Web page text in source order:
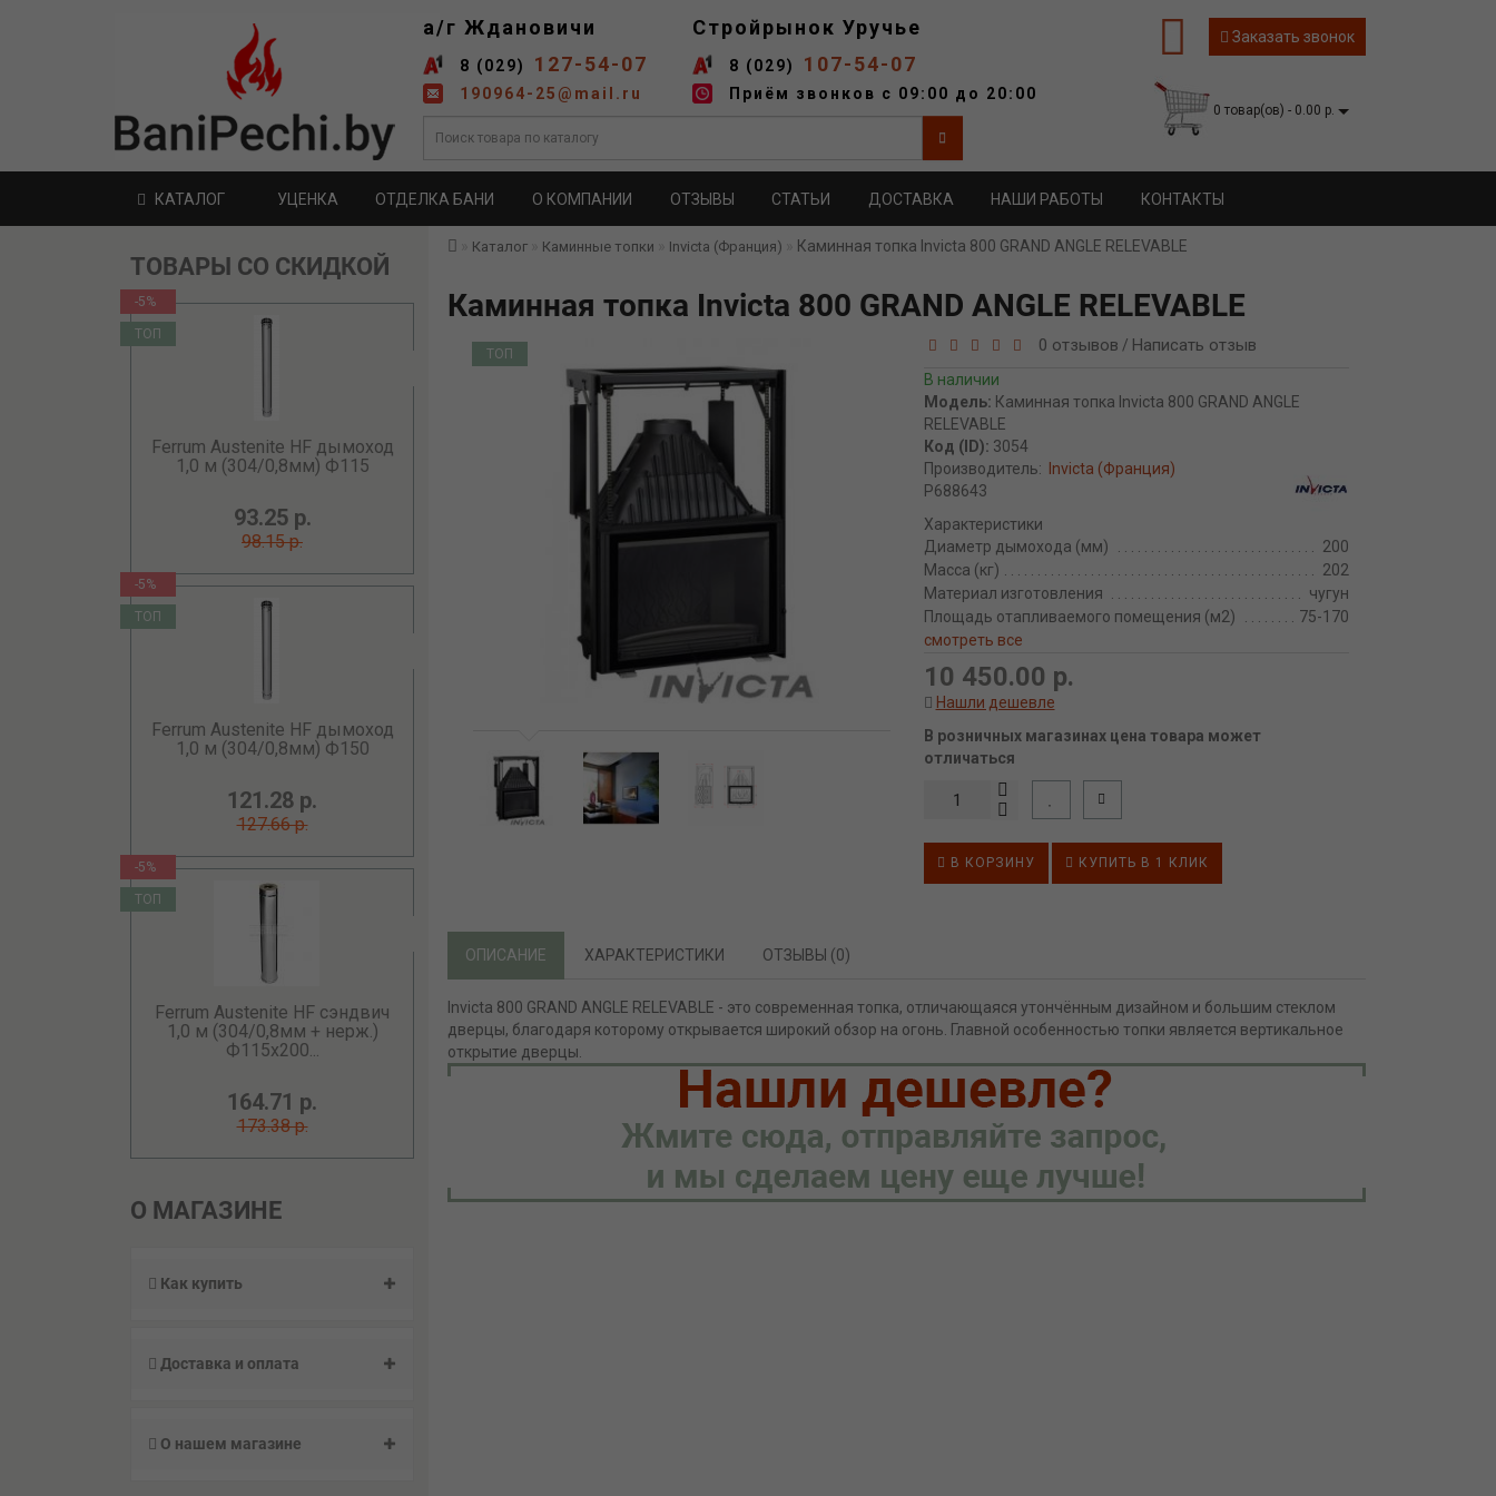
а/г Ждановичи
8 (029) 127-54-07
190964-25@mail.ru
Стройрынок Уручье
8 (029) 107-54-07
Приём звонков с 09:00 до 20:00
Заказать звонок
0 товар(ов) - 0.00 р.
КАТАЛОГ УЦЕНКА ОТДЕЛКА БАНИ О КОМПАНИИ ОТЗЫВЫ СТАТЬИ ДОСТАВКА НАШИ РАБОТЫ КОНТАКТЫ
ТОВАРЫ СО СКИДКОЙ
-5%
ТОП
Ferrum Austenite HF дымоход
1,0 м (304/0,8мм) Ф115
93.25 р.
98.15 р.
-5%
ТОП
Ferrum Austenite HF дымоход
1,0 м (304/0,8мм) Ф150
121.28 р.
127.66 р.
-5%
ТОП
Ferrum Austenite HF сэндвич
1,0 м (304/0,8мм + нерж.)
Ф115х200...
164.71 р.
173.38 р.
О МАГАЗИНЕ
Как купить
Доставка и оплата
О нашем магазине
Каталог Каминные топки Invicta (Франция) Каминная топка Invicta 800 GRAND ANGLE RELEVABLE
Каминная топка Invicta 800 GRAND ANGLE RELEVABLE
ТОП 0 отзывов / Написать отзыв
В наличии
Модель: Каминная топка Invicta 800 GRAND ANGLE
RELEVABLE
Код (ID): 3054
Производитель:
Invicta (Франция)
P688643
Характеристики
Диаметр дымохода (мм)
200
Масса (кг)
202
Материал изготовления
чугун
Площадь отапливаемого помещения (м2)
75-170
смотреть все
10 450.00 р.
Нашли дешевле
В розничных магазинах цена товара может
отличаться
В КОРЗИНУ КУПИТЬ В 1 КЛИК
ОПИСАНИЕ ХАРАКТЕРИСТИКИ ОТЗЫВЫ (0)
Invicta 800 GRAND ANGLE RELEVABLE - это современная топка, отличающаяся утончённым дизайном и большим стеклом
дверцы, благодаря которому открывается широкий обзор на огонь. Главной особенностью топки является вертикальное
открытие дверцы.